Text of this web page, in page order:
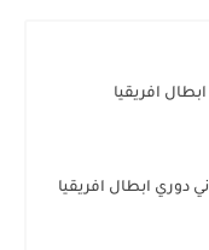
افريقيا
دوري ابطال افريقيا